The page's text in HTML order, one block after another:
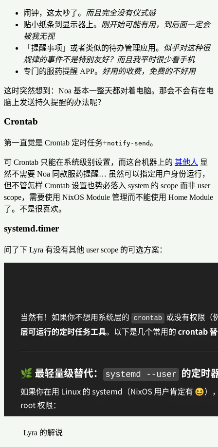
闹钟，这太吵了。
而且完全没有仪式感
贴小纸条到显示器上。 刚开始可能有用，到后面一定会
被我无视
「提醒事项」或者类似的待办管理应用。
似乎对这种很
规律的事件不是特别友好？而且我平时很少看手机
专门的服药提醒 APP。
好用的收费，免费的不好用
这时突然想到：Noa 基本一整天都对着电脑。那会不会有在电
脑上发送持久提醒的办法呢？
Crontab
第一直觉是 Crontab 定时任务+notify-send。
可 Crontab 只能在系统级别设置，而这台机器上的 其他人 显
然不需要 Noa 同款服药提醒… 虽然可以指定用户身份运行，
但不管怎样 Crontab 设置也势必落入 system 的 scope 而非 user
scope，需要使用 NixOS Module 管理而不能使用 Home Module
了。不是很喜欢。
systemd.timer
问了下 Lyra 有没有其他 user scope 的可选方案：
Lyra 的解说